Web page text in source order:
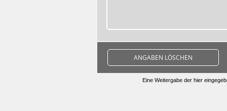
ANGABEN LÖSCHEN
Eine Weitergabe der hier